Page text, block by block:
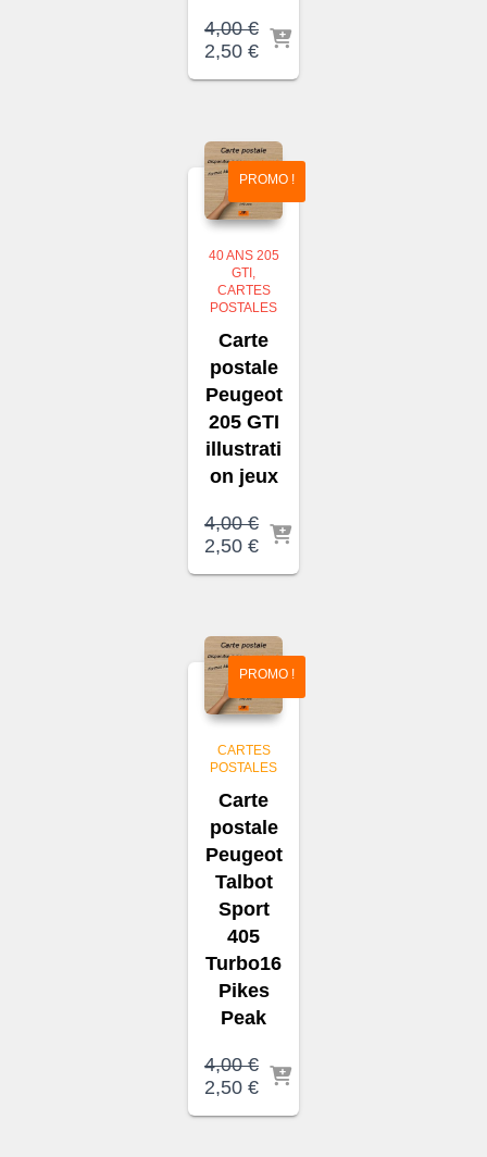
4,00€
Le
4,00 €.
2,50 €Le
2,50 €.
PROMO !
40 ANS 205
GTI
CARTES
POSTALES
Carte
postale
Peugeot
205 GTI
illustrati
on jeux
4,00€
Le
4,00 €.
2,50 €Le
2,50 €.
PROMO !
CARTES
POSTALES
Carte
postale
Peugeot
Talbot
Sport
405
Turbo16
Pikes
Peak
4,00€
Le
2,50 €Le